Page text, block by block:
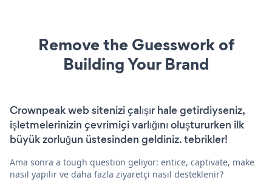
Remove the Guesswork of
Building Your Brand
Crownpeak web sitenizi çalışır hale getirdiyseniz,
işletmelerinizin çevrimiçi varlığını oluştururken ilk
büyük zorluğun üstesinden geldiniz. tebrikler!
Ama sonra a tough question geliyor: entice, captivate, make
nasıl yapılır ve daha fazla ziyaretçi nasıl desteklenir?